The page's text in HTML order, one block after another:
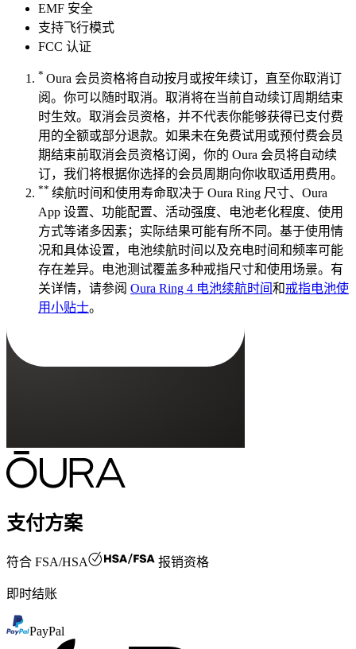
EMF 安全
支持飞行模式
FCC 认证
* Oura 会员资格将自动按月或按年续订，直至你取消订
阅。你可以随时取消。取消将在当前自动续订周期结束
时生效。取消会员资格，并不代表你能够获得已支付费
用的全额或部分退款。如果未在免费试用或预付费会员
期结束前取消会员资格订阅，你的 Oura 会员将自动续
订，我们将根据你选择的会员周期向你收取适用费用。
** 续航时间和使用寿命取决于 Oura Ring 尺寸、Oura
App 设置、功能配置、活动强度、电池老化程度、使用
方式等诸多因素；实际结果可能有所不同。基于使用情
况和具体设置，电池续航时间以及充电时间和频率可能
存在差异。电池测试覆盖多种戒指尺寸和使用场景。有
关详情，请参阅 Oura Ring 4 电池续航时间和戒指电池使
用小贴士。
支付方案
符合 FSA/HSA 报销资格
即时结账
PayPal